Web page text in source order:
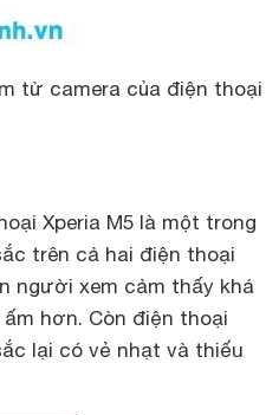
từ camera của điện thoại
Xperia M5 là một trong
trên cả hai điện thoại
người xem cảm thấy khá
hơn. Còn điện thoại
lại có vẻ nhạt và thiếu